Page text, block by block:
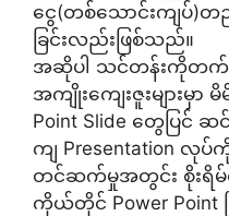
ငွေ(တစ်သောင်းကျပ်)တ
ခြင်းလည်းဖြစ်သည်။
အဆိုပါ သင်တန်းကိုတက်ခ
အကျိုးကျေးဇူးများမှ
Point Slide တွေပြင် ဆင်
ကျ Presentation လုပ်ကို
တင်ဆက်မှုအတွင်း စိုးရိမ်စိ
ကိုယ်တိုင် Power Point ပ